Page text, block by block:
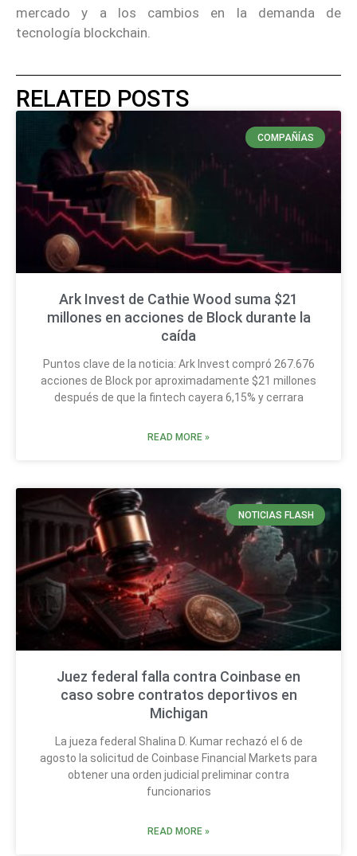
mercado y a los cambios en la demanda de
tecnología blockchain.
RELATED POSTS
COMPAÑÍAS
Ark Invest de Cathie Wood suma $21
millones en acciones de Block durante la
caída
Puntos clave de la noticia: Ark Invest compró 267.676
acciones de Block por aproximadamente $21 millones
después de que la fintech cayera 6,15% y cerrara
READ MORE »
NOTICIAS FLASH
Juez federal falla contra Coinbase en
caso sobre contratos deportivos en
Michigan
La jueza federal Shalina D. Kumar rechazó el 6 de
agosto la solicitud de Coinbase Financial Markets para
obtener una orden judicial preliminar contra
funcionarios
READ MORE »